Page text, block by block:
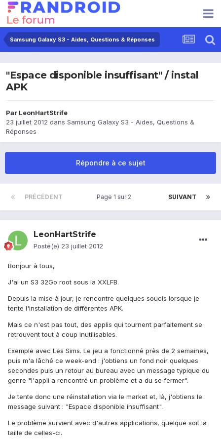
Samsung Galaxy S3 - Aides, Questions & Réponses
"Espace disponible insuffisant" / instal
APK
Par LeonHartStrife
23 juillet 2012 dans Samsung Galaxy S3 - Aides, Questions &
Réponses
Répondre à ce sujet
PRÉCÉDENT SUIVANT
Page 1 sur 2
LeonHartStrife
Posté(e) 23 juillet 2012
Bonjour à tous,
J'ai un S3 32Go root sous la XXLFB.
Depuis la mise à jour, je rencontre quelques soucis lorsque je
tente l'installation de différentes APK.
Mais ce n'est pas tout, des applis qui tournent parfaitement se
retrouvent tout à coup inutilisables.
Exemple avec Les Sims. Le jeu a fonctionné près de 2 semaines,
puis m'a lâché ce week-end : j'obtiens un fond noir quelques
secondes puis un retour au bureau avec un message typique du
genre "l'appli a rencontré un problème et a du se fermer".
Je tente donc une réinstallation via le market et, là, j'obtiens le
message suivant : "Espace disponible insuffisant".
Le problème survient avec d'autres applications, quelque soit la
taille de celles-ci.